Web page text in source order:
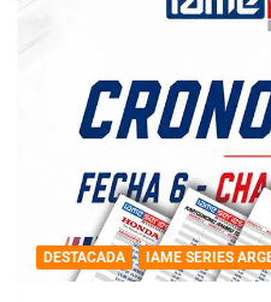
DESTACADA IAME SERIES